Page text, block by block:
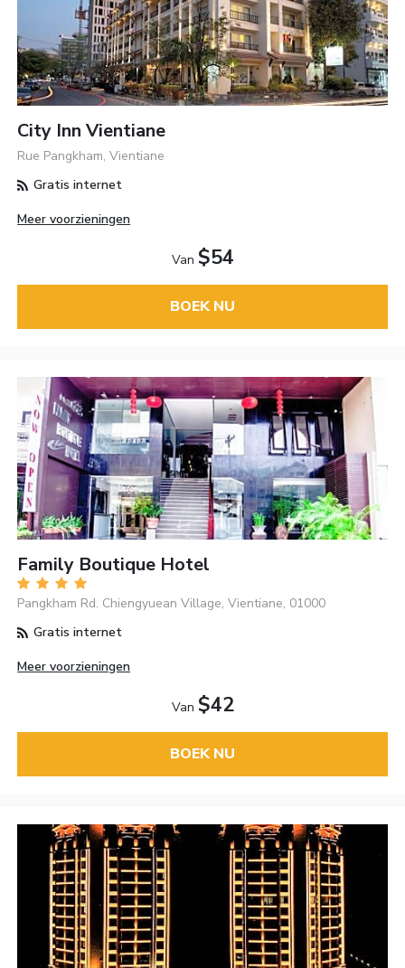
City Inn Vientiane
Rue Pangkham, Vientiane
Gratis internet
Meer voorzieningen
Van $54
BOEK NU
Family Boutique Hotel
Pangkham Rd. Chiengyuean Village, Vientiane, 01000
Gratis internet
Meer voorzieningen
Van $42
BOEK NU